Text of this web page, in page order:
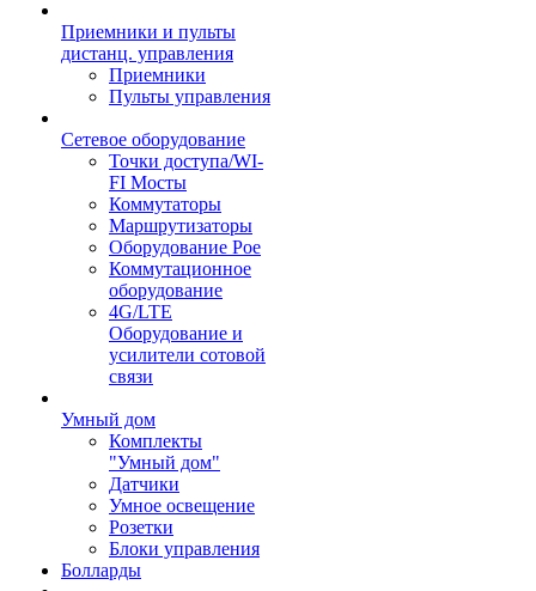
Приемники и пульты
дистанц. управления
Приемники
Пульты управления
Сетевое оборудование
Точки доступа/WI-
FI Мосты
Коммутаторы
Маршрутизаторы
Оборудование Poe
Коммутационное
оборудование
4G/LTE
Оборудование и
усилители сотовой
связи
Умный дом
Комплекты
"Умный дом"
Датчики
Умное освещение
Розетки
Блоки управления
Болларды